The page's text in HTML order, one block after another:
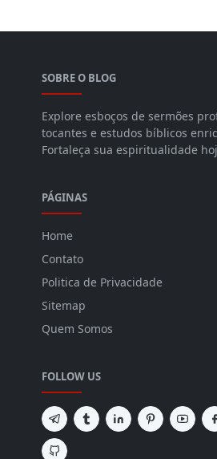
SOBRE O BLOG
Explore esboços de sermões
tocantes e estudos bíblicos
Fortaleça sua espiritualidade
PÁGINAS
Home
Contato
Politica de Privacidade
Sitemap
Quem Somos
FOLLOW US